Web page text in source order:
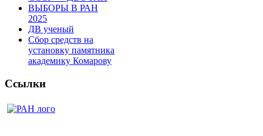
ВЫБОРЫ В РАН
2025
ДВ ученый
Сбор средств на
установку памятника
академику Комарову
Ссылки